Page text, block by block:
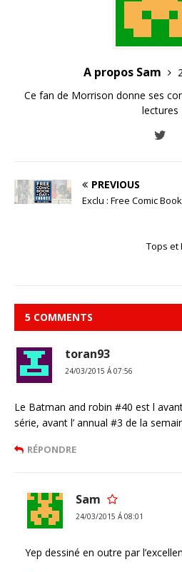
A propos Sam
Ce fan de Morrison donne ses
lectures
PREVIOUS
Exclu : Free Comic
Tops et
5 COMMENTS
toran93
24/03/2015 Á 07:56
Le Batman and robin #40 est l
série, avant l’ annual #3 de la
RÉPONDRE
Sam
24/03/2015 Á 08:01
Yep dessiné en outre par